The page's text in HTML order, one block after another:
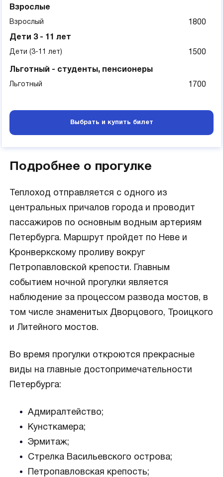
Взрослые
Взрослый 1800
Дети 3 - 11 лет
Дети (3-11 лет) 1500
Льготный - студенты, пенсионеры
Льготный 1700
Выбрать и купить билет
Подробнее о прогулке
Теплоход отправляется с одного из
центральных причалов города и проводит
пассажиров по основным водным артериям
Петербурга. Маршрут пройдет по Неве и
Кронверкскому проливу вокруг
Петропавловской крепости. Главным
событием ночной прогулки является
наблюдение за процессом развода мостов, в
том числе знаменитых Дворцового, Троицкого
и Литейного мостов.
Во время прогулки откроются прекрасные
виды на главные достопримечательности
Петербурга:
Адмиралтейство;
Кунсткамера;
Эрмитаж;
Стрелка Васильевского острова;
Петропавловская крепость;